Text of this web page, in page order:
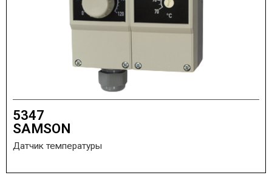
5347
SAMSON
Датчик температуры